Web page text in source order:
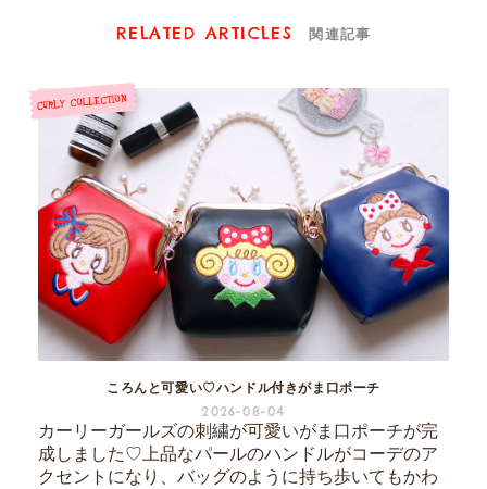
RELATED ARTICLES 関連記事
ころんと可愛い♡ハンドル付きがま口ポーチ
2026-08-04
カーリーガールズの刺繍が可愛いがま口ポーチが完
成しました♡上品なパールのハンドルがコーデのア
クセントになり、バッグのように持ち歩いてもかわ